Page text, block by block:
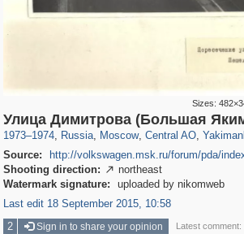
Sizes:
Улица Димитрова (Большая
1973–1974, Russia
1,407,861 29,263
, Moscow
319,968 8,295
, Central AO
160,055 5,920
,
13,381
Source:
http://volkswagen.msk.ru/forum/pda/
Shooting direction:  northeast
Watermark signature:
uploaded by nikomweb
Last edit 18 September 2015, 10:58
2
Sign in to share your opinion Latest comment: